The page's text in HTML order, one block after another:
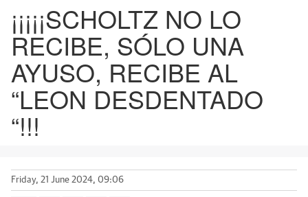
¡¡¡¡¡SCHOLTZ NO LO
RECIBE, SÓLO UNA
AYUSO, RECIBE AL
“LEON DESDENTADO
“!!!
Friday, 21 June 2024, 09:06